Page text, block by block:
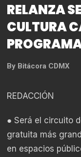
RELANZA
CULTURA
By Bitácora CDMX
REDACCIÓN
● Será el circuito
gratuita más
en espacios